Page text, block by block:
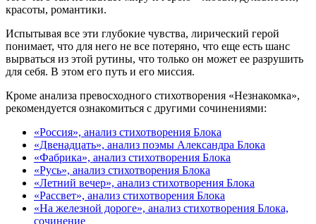
красоты, романтики.
Испытывая все эти глубокие чувства, лирический герой
понимает, что для него не все потеряно, что еще есть шанс
вырваться из этой рутины, что только он может ее разрушить
для себя. В этом его путь и его миссия.
Кроме анализа превосходного стихотворения «Незнакомка»,
рекомендуется ознакомиться с другими сочинениями:
«Россия», анализ стихотворения Блока
«Двенадцать», анализ поэмы Александра Блока
«Фабрика», анализ стихотворения Блока
«Русь», анализ стихотворения Блока
«Летний вечер», анализ стихотворения Блока
«Рассвет», анализ стихотворения Блока
«На железной дороге», анализ стихотворения Блока,
сочинение